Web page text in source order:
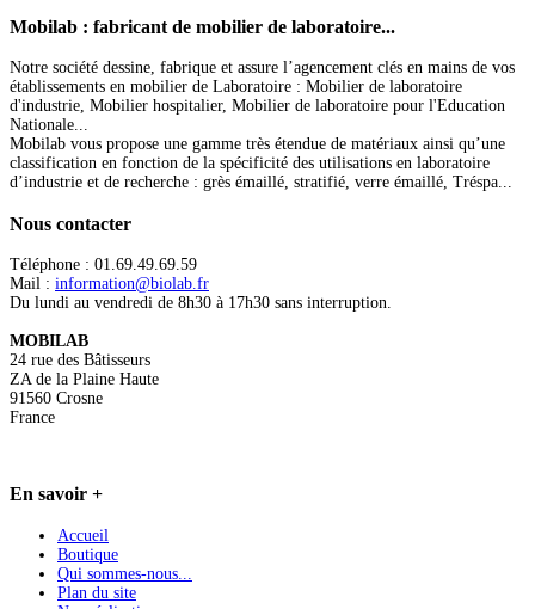
Mobilab : fabricant de mobilier de laboratoire...
Notre société dessine, fabrique et assure l’agencement clés en mains de vos
établissements en mobilier de Laboratoire : Mobilier de laboratoire
d'industrie, Mobilier hospitalier, Mobilier de laboratoire pour l'Education
Nationale...
Mobilab vous propose une gamme très étendue de matériaux ainsi qu’une
classification en fonction de la spécificité des utilisations en laboratoire
d’industrie et de recherche : grès émaillé, stratifié, verre émaillé, Tréspa...
Nous contacter
Téléphone : 01.69.49.69.59
Mail : information@biolab.fr
Du lundi au vendredi de 8h30 à 17h30 sans interruption.
MOBILAB
24 rue des Bâtisseurs
ZA de la Plaine Haute
91560 Crosne
France
En savoir +
Accueil
Boutique
Qui sommes-nous...
Plan du site